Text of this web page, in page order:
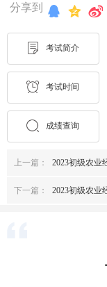
分享到
考试简介
考试时间
成绩查询
上一篇： 2023初级农业
下一篇： 2023初级农业